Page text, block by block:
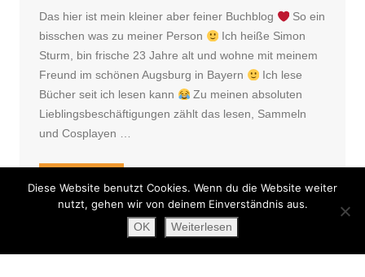
Das hier ist mein kleiner aber feiner Buchblog
So ein
bisschen was zu meiner Person
Ich heiße Simon
Sturm, bin frische 23 Jahre alt und wohne mit meinem
Freund im schönen Augsburg in Bayern
Ich lese
Bücher seit ich lesen kann
Zu meinen absoluten
Lieblingsbeschäftigungen zählt das lesen, Sammeln
und Cosplayen …
Diese Website benutzt Cookies. Wenn du die Website weiter
nutzt, gehen wir von deinem Einverständnis aus.
OK Weiterlesen